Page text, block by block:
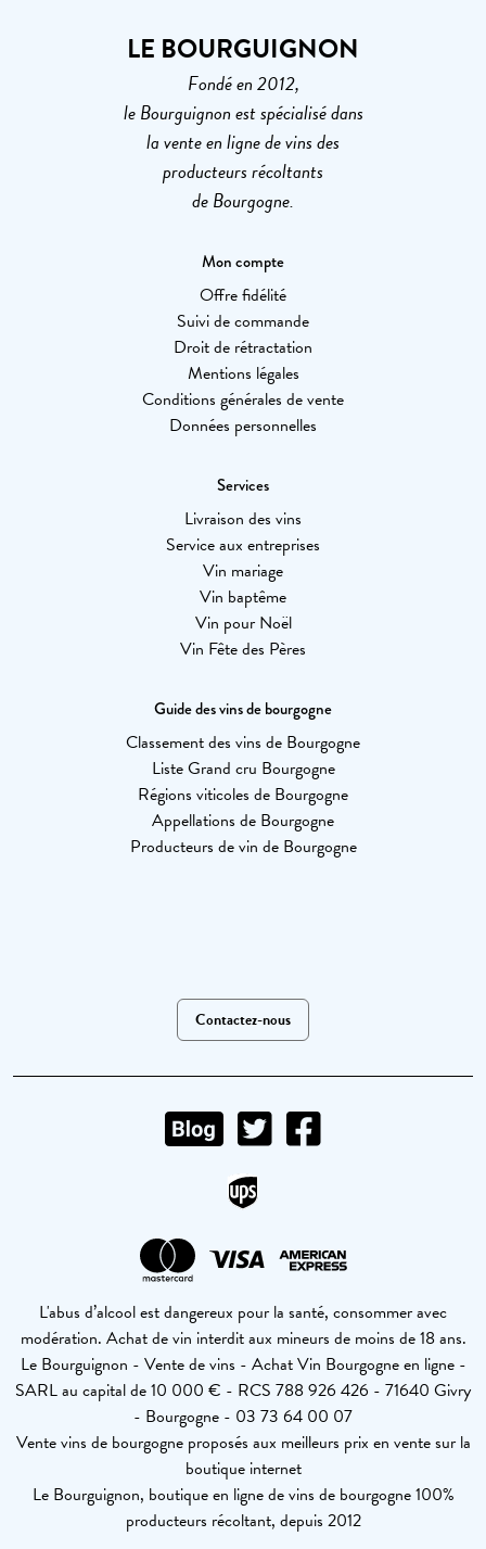
LE BOURGUIGNON
Fondé en 2012,
le Bourguignon est spécialisé dans
la vente en ligne de vins des
producteurs récoltants
de Bourgogne.
Mon compte
Offre fidélité
Suivi de commande
Droit de rétractation
Mentions légales
Conditions générales de vente
Données personnelles
Services
Livraison des vins
Service aux entreprises
Vin mariage
Vin baptême
Vin pour Noël
Vin Fête des Pères
Guide des vins de bourgogne
Classement des vins de Bourgogne
Liste Grand cru Bourgogne
Régions viticoles de Bourgogne
Appellations de Bourgogne
Producteurs de vin de Bourgogne
Contactez-nous
L'abus d’alcool est dangereux pour la santé, consommer avec
modération. Achat de vin interdit aux mineurs de moins de 18 ans.
Le Bourguignon - Vente de vins - Achat Vin Bourgogne en ligne -
SARL au capital de 10 000 € - RCS 788 926 426 - 71640 Givry
- Bourgogne - 03 73 64 00 07
Vente vins de bourgogne proposés aux meilleurs prix en vente sur la
boutique internet
Le Bourguignon, boutique en ligne de vins de bourgogne 100%
producteurs récoltant, depuis 2012